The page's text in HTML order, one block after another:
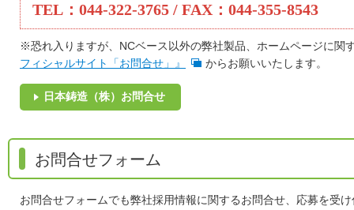
TEL：044-322-3765 / FAX：044-355-8543
※恐れ入りますが、NCベース以外の弊社製品、ホームページに関
フィシャルサイト「お問合せ」』
からお願いいたします。
日本鋳造（株）お問合せ
お問合せフォーム
お問合せフォームでも弊社採用情報に関するお問合せ、応募を受